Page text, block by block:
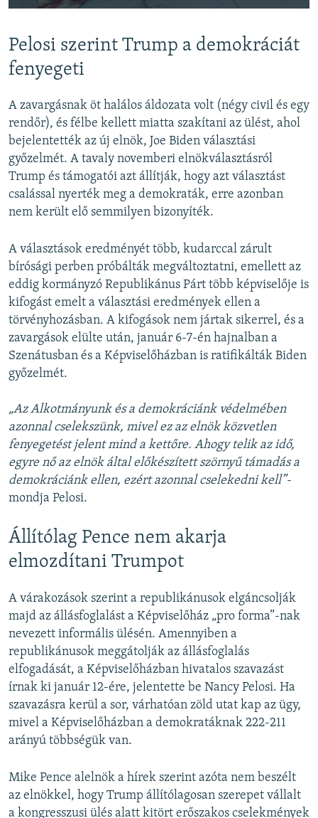
Auto
720p 1080p
360p
1080p
Pelosi szerint Trump a demokráciát
fenyegeti
A zavargásnak öt halálos áldozata volt (négy civil és egy
rendőr), és félbe kellett miatta szakítani az ülést, ahol
bejelentették az új elnök, Joe Biden választási
győzelmét. A tavaly novemberi elnökválasztásról
Trump és támogatói azt állítják, hogy azt választást
csalással nyerték meg a demokraták, erre azonban
nem került elő semmilyen bizonyíték.
A választások eredményét több, kudarccal zárult
bírósági perben próbálták megváltoztatni, emellett az
eddig kormányzó Republikánus Párt több képviselője is
kifogást emelt a választási eredmények ellen a
törvényhozásban. A kifogások nem jártak sikerrel, és a
zavargások elülte után, január 6-7-én hajnalban a
Szenátusban és a Képviselőházban is ratifikálták Biden
győzelmét.
„Az Alkotmányunk és a demokráciánk védelmében
azonnal cselekszünk, mivel ez az elnök közvetlen
fenyegetést jelent mind a kettőre. Ahogy telik az idő,
egyre nő az elnök által előkészített szörnyű támadás a
demokráciánk ellen, ezért azonnal cselekedni kell”-
mondja Pelosi.
Állítólag Pence nem akarja
elmozdítani Trumpot
A várakozások szerint a republikánusok elgáncsolják
majd az állásfoglalást a Képviselőház „pro forma”-nak
nevezett informális ülésén. Amennyiben a
republikánusok meggátolják az állásfoglalás
elfogadását, a Képviselőházban hivatalos szavazást
írnak ki január 12-ére, jelentette be Nancy Pelosi. Ha
szavazásra kerül a sor, várhatóan zöld utat kap az ügy,
mivel a Képviselőházban a demokratáknak 222-211
arányú többségük van.
Mike Pence alelnök a hírek szerint azóta nem beszélt
az elnökkel, hogy Trump állítólagosan szerepet vállalt
a kongresszusi ülés alatt kitört erőszakos cselekmények